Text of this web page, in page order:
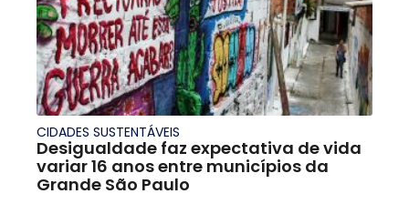
CIDADES SUSTENTÁVEIS
Desigualdade faz expectativa de vida
variar 16 anos entre municípios da
Grande São Paulo